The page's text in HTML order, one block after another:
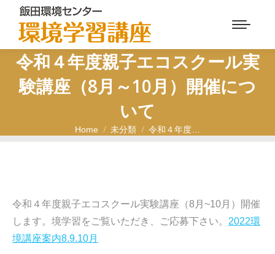
令和４年度親子エコスクール実
験講座（8月～10月）開催につ
いて
You are here:
Home 未分類 令和４年度…
令和４年度親子エコスクール実験講座（8月~10月）開催
します。境学習をご覧いただき、ご応募下さい。 2022環
境講座案内8.9.10月